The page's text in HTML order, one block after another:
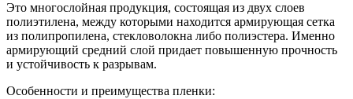
Это многослойная продукция, состоящая из двух слоев
полиэтилена, между которыми находится армирующая сетка
из полипропилена, стекловолокна либо полиэстера. Именно
армирующий средний слой придает повышенную прочность
и устойчивость к разрывам.
Особенности и преимущества пленки: